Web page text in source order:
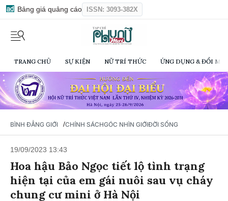
Bảng giá quảng cáo ISSN: 3093-382X
TRANG CHỦ SỰ KIỆN NỮ TRÍ THỨC ỨNG DỤNG & ĐỔI
BÌNH ĐẲNG GIỚI /CHÍNH SÁCHGÓC NHÌN GIỚIĐỜI SỐNG
19/09/2023 13:43
Hoa hậu Bảo Ngọc tiết lộ tình trạng
hiện tại của em gái nuôi sau vụ cháy
chung cư mini ở Hà Nội